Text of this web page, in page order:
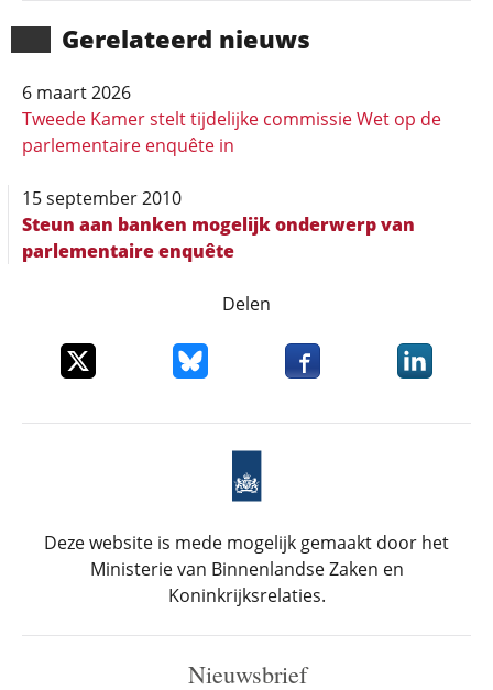
Gerela­teerd nieuws
6 maart 2026
Tweede Kamer stelt tijdelijke commissie Wet op de
parlementaire enquête in
15 september 2010
Steun aan banken mogelijk onderwerp van
parlementaire enquête
Delen
Deel dit item op XDeel dit item op Bluesky
Deel dit item opDeel dit
Deze website is mede mogelijk gemaakt door het
Ministerie van Binnenlandse Zaken en
Koninkrijksrelaties.
Nieuwsbrief